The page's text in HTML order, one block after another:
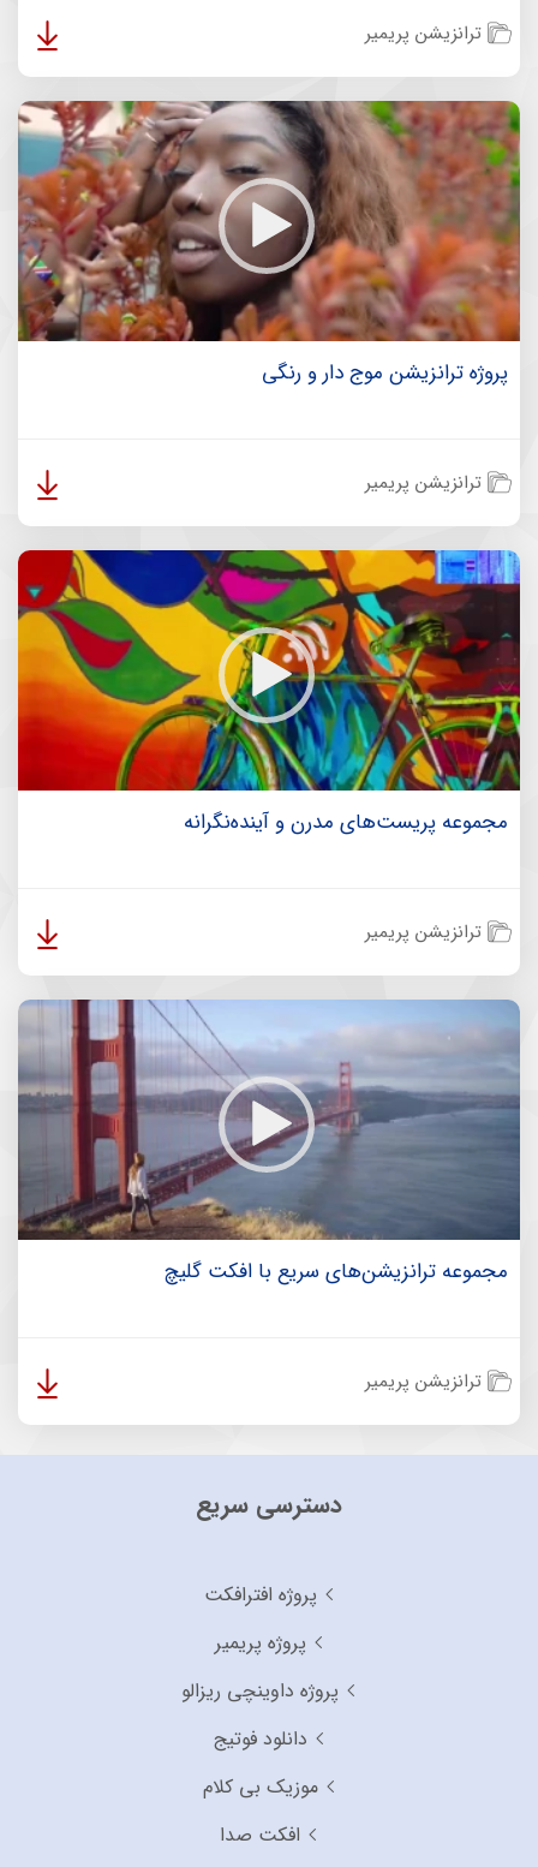
ترانزیشن پریمیر
پروژه ترانزیشن موج دار و رنگی
ترانزیشن پریمیر
مجموعه پریست‌های مدرن و آینده‌نگرانه
ترانزیشن پریمیر
مجموعه ترانزیشن‌های سریع با افکت گلیچ
ترانزیشن پریمیر
دسترسی سریع
پروژه افترافکت
پروژه پریمیر
پروژه داوینچی ریزالو
دانلود فوتیج
موزیک بی کلام
افکت صدا